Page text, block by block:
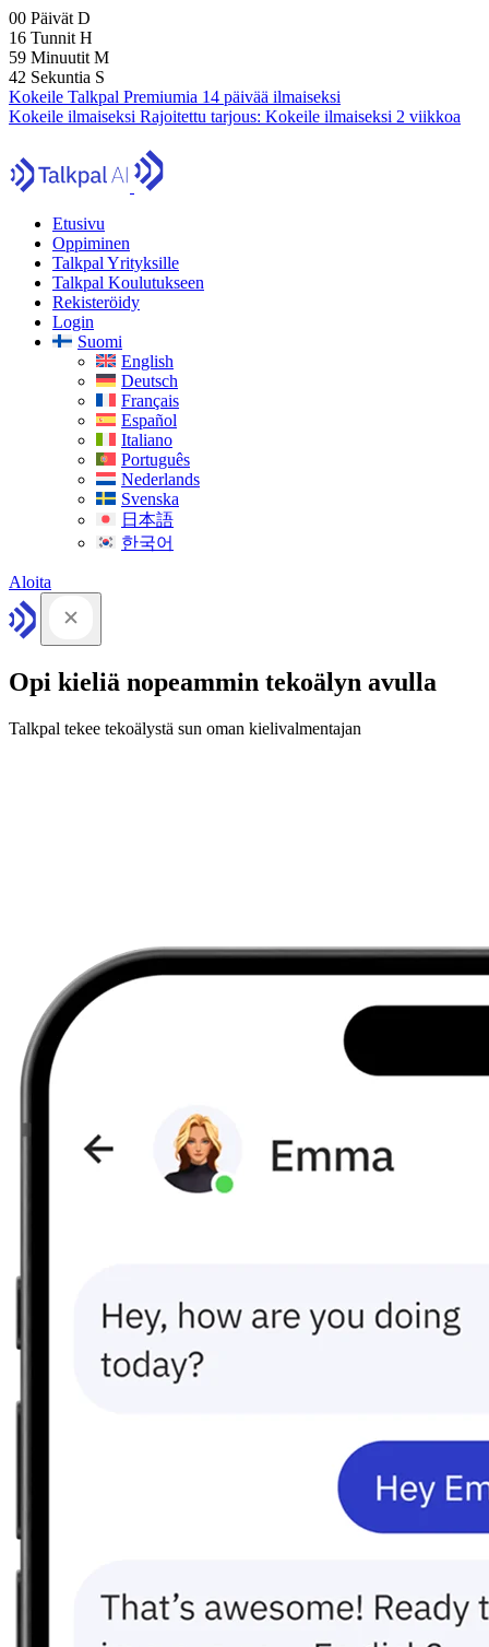
00 Päivät D
16 Tunnit H
59 Minuutit M
40 Sekuntia S
Kokeile Talkpal Premiumia 14 päivää ilmaiseksi
Kokeile ilmaiseksi Rajoitettu tarjous: Kokeile ilmaiseksi 2 viikkoa
Etusivu
Oppiminen
Talkpal Yrityksille
Talkpal Koulutukseen
Rekisteröidy
Login
Suomi
English
Deutsch
Français
Español
Italiano
Português
Nederlands
Svenska
日本語
한국어
Aloita
Opi kieliä nopeammin tekoälyn avulla
Talkpal tekee tekoälystä sun oman kielivalmentajan